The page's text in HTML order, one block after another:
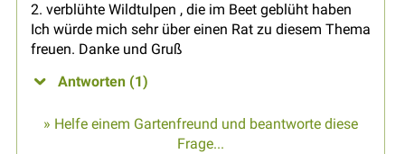
2. verblühte Wildtulpen , die im Beet geblüht haben
Ich würde mich sehr über einen Rat zu diesem Thema
freuen. Danke und Gruß
Antworten (1)
» Helfe einem Gartenfreund und beantworte diese
Frage...